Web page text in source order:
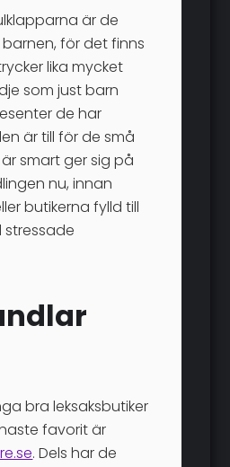
är de
för det finns
lika mycket
som just barn
de har
är till för de små
smart ger sig på
nu, innan
butikerna fylld till
bra leksaksbutiker
favorit är
. Dels har de